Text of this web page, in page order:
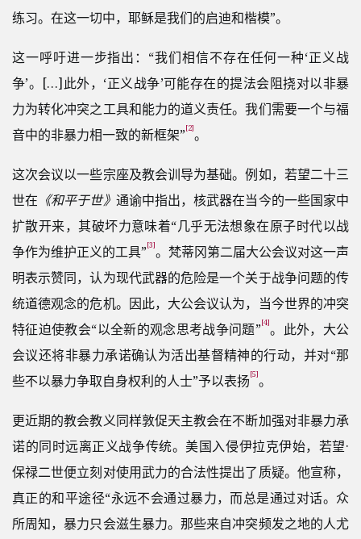
练习。在这一切中，耶稣是我们的启迪和楷模”。
这一呼吁进一步指出：“我们相信不存在任何一种‘正义战
争’。[…]此外，‘正义战争’可能存在的提法会阻挠对以非暴
力为转化冲突之工具和能力的道义责任。我们需要一个与福
音中的非暴力相一致的新框架”[2]。
这次会议以一些宗座及教会训导为基础。例如，若望二十三
世在 《和平于世》 通谕中指出，核武器在当今的一些国家中
扩散开来，其破坏力意味着“几乎无法想象在原子时代以战
争作为维护正义的工具”[3]。梵蒂冈第二届大公会议对这一声
明表示赞同，认为现代武器的危险是一个关于战争问题的传
统道德观念的危机。因此，大公会议认为，当今世界的冲突
特征迫使教会“以全新的观念思考战争问题”[4]。此外，大公
会议还将非暴力承诺确认为活出基督精神的行动，并对“那
些不以暴力争取自身权利的人士”予以表扬[5]。
更近期的教会教义同样敦促天主教会在不断加强对非暴力承
诺的同时远离正义战争传统。美国入侵伊拉克伊始，若望·
保禄二世便立刻对使用武力的合法性提出了质疑。他宣称，
真正的和平途径“永远不会通过暴力，而总是通过对话。众
所周知，暴力只会滋生暴力。那些来自冲突频发之地的人尤